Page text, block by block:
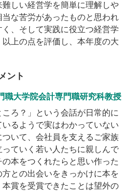
しい経営学を簡単に理解しや
な苦労があったものと思われ
、そして実践に役立つ経営学
上の点を評価し、本年度の大
ント
職大学院会計専門職研究科教授
ころ？」という会話が日常的に
るようで実はわかっていない
ついて、会社員を支えるご家族
ていく若い人たちに親しんで
本をつくれたらと思い作った
との出会いをきっかけに本を
本賞を受賞できたことは望外の